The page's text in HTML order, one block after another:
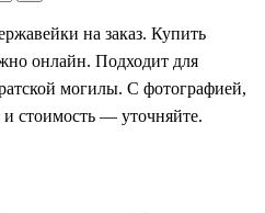
на заказ. Купить
онлайн. Подходит для
могилы. С фотографией,
и стоимость — уточняйте.